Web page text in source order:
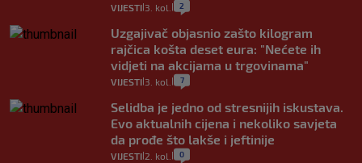
VIJESTI 3. kol. 2
Uzgajivač objasnio zašto kilogram
rajčica košta deset eura: "Nećete ih
vidjeti na akcijama u trgovinama"
VIJESTI 3. kol. 7
Selidba je jedno od stresnijih iskustava.
Evo aktualnih cijena i nekoliko savjeta
da prođe što lakše i jeftinije
VIJESTI 2. kol. 0